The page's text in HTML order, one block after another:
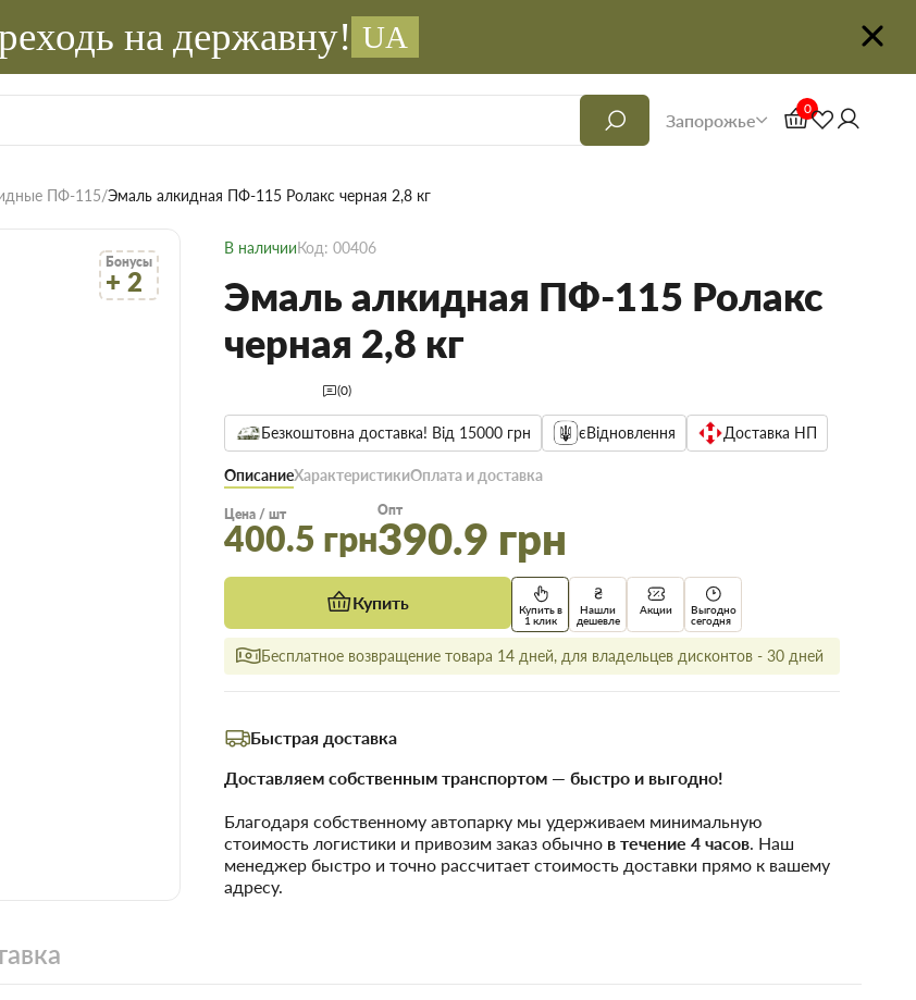
на державну! UA
Запорожье
0
ПФ-115 Эмаль алкидная ПФ-115 Ролакс черная 2,8 кг
Бонусы
+ 2
В наличииКод: 00406
Эмаль алкидная ПФ-115 Ролакс
черная 2,8 кг
(0)
Безкоштовна доставка! Від 15000 грн єВідновлення Доставка НП
ОписаниеХарактеристикиОплата и доставка
Цена / шт
400.5 грн
Опт
390.9 грн
Купить
Купить в
1 клик
Нашли
дешевле
Акции
Выгодно
сегодня
Бесплатное возвращение товара 14 дней, для владельцев дисконтов - 30 дней
Быстрая доставка
Доставляем собственным транспортом — быстро и выгодно!
Благодаря собственному автопарку мы удерживаем минимальную
стоимость логистики и привозим заказ обычно в течение 4 часов. Наш
менеджер быстро и точно рассчитает стоимость доставки прямо к вашему
адресу.